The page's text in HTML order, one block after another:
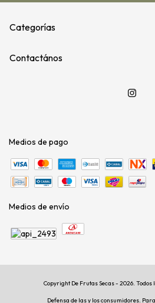
Categorías
Contactános
Medios de pago
Medios de envío
Copyright De Frutas Secas - 2026. Todos
Defensa de las y los consumidores.